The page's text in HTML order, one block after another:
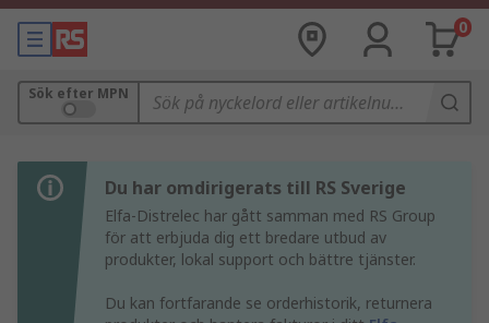
0
Sök efter MPN
Du har omdirigerats till RS Sverige
Elfa-Distrelec har gått samman med RS Group
för att erbjuda dig ett bredare utbud av
produkter, lokal support och bättre tjänster.
Du kan fortfarande se orderhistorik, returnera